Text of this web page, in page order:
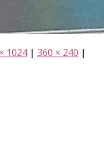
1024 | 360 × 240 |